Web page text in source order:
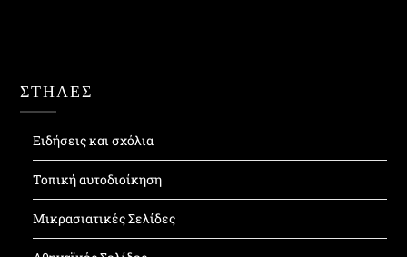
ΣΤΗΛΕΣ
Ειδήσεις και σχόλια
Τοπική αυτοδιοίκηση
Μικρασιατικές Σελίδες